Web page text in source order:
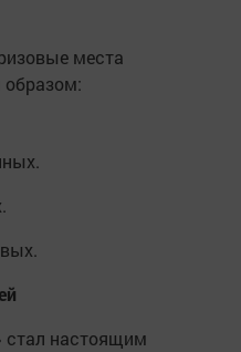
места
стал настоящим